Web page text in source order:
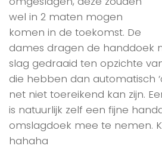
wel in 2 maten mogen
komen in de toekomst. De
dames dragen de handdoek
slag gedraaid ten opzichte
die hebben dan automatisch
net niet toereikend kan zijn.
is natuurlijk zelf een fijne
omslagdoek mee te nemen.
hahaha